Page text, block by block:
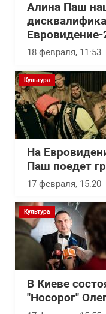
Алина Паш
Евровидение-
18 февраля, 11:53
Культура
На
Паш поедет
17 февраля, 15:20
Культура
В Киеве
"Носорог"